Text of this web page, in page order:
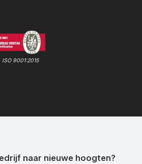
ISO 9001:2015
naar nieuwe hoogten?